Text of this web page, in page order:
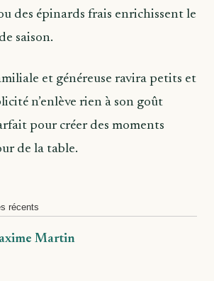
des épinards frais enrichissent le
saison.
et généreuse ravira petits et
n’enlève rien à son goût
pour créer des moments
de la table.
récents
Martin